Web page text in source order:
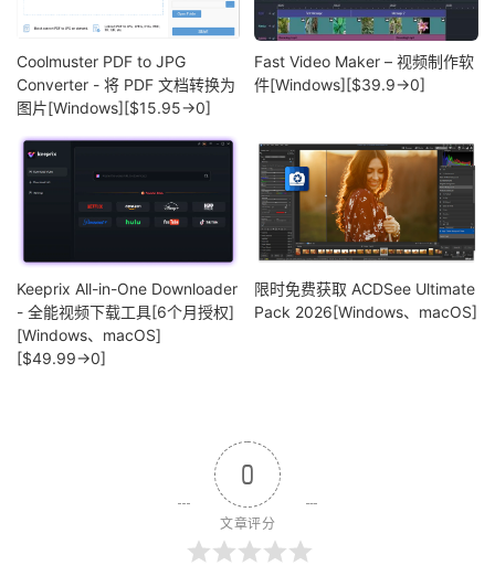
Coolmuster PDF to JPG
Converter - 将 PDF 文档转换为
图片[Windows][$15.95→0]
Fast Video Maker – 视频制作软
件[Windows][$39.9→0]
Keeprix All-in-One Downloader
- 全能视频下载工具[6个月授权]
[Windows、macOS]
[$49.99→0]
限时免费获取 ACDSee Ultimate
Pack 2026[Windows、macOS]
0
文章评分